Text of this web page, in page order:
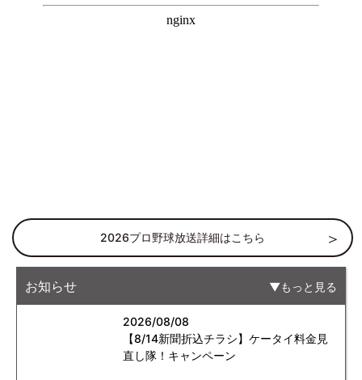
2026プロ野球放送詳細はこちら
お知らせ もっと見る
2026/08/08
【8/14新聞折込チラシ】ケータイ料金見
直し隊！キャンペーン